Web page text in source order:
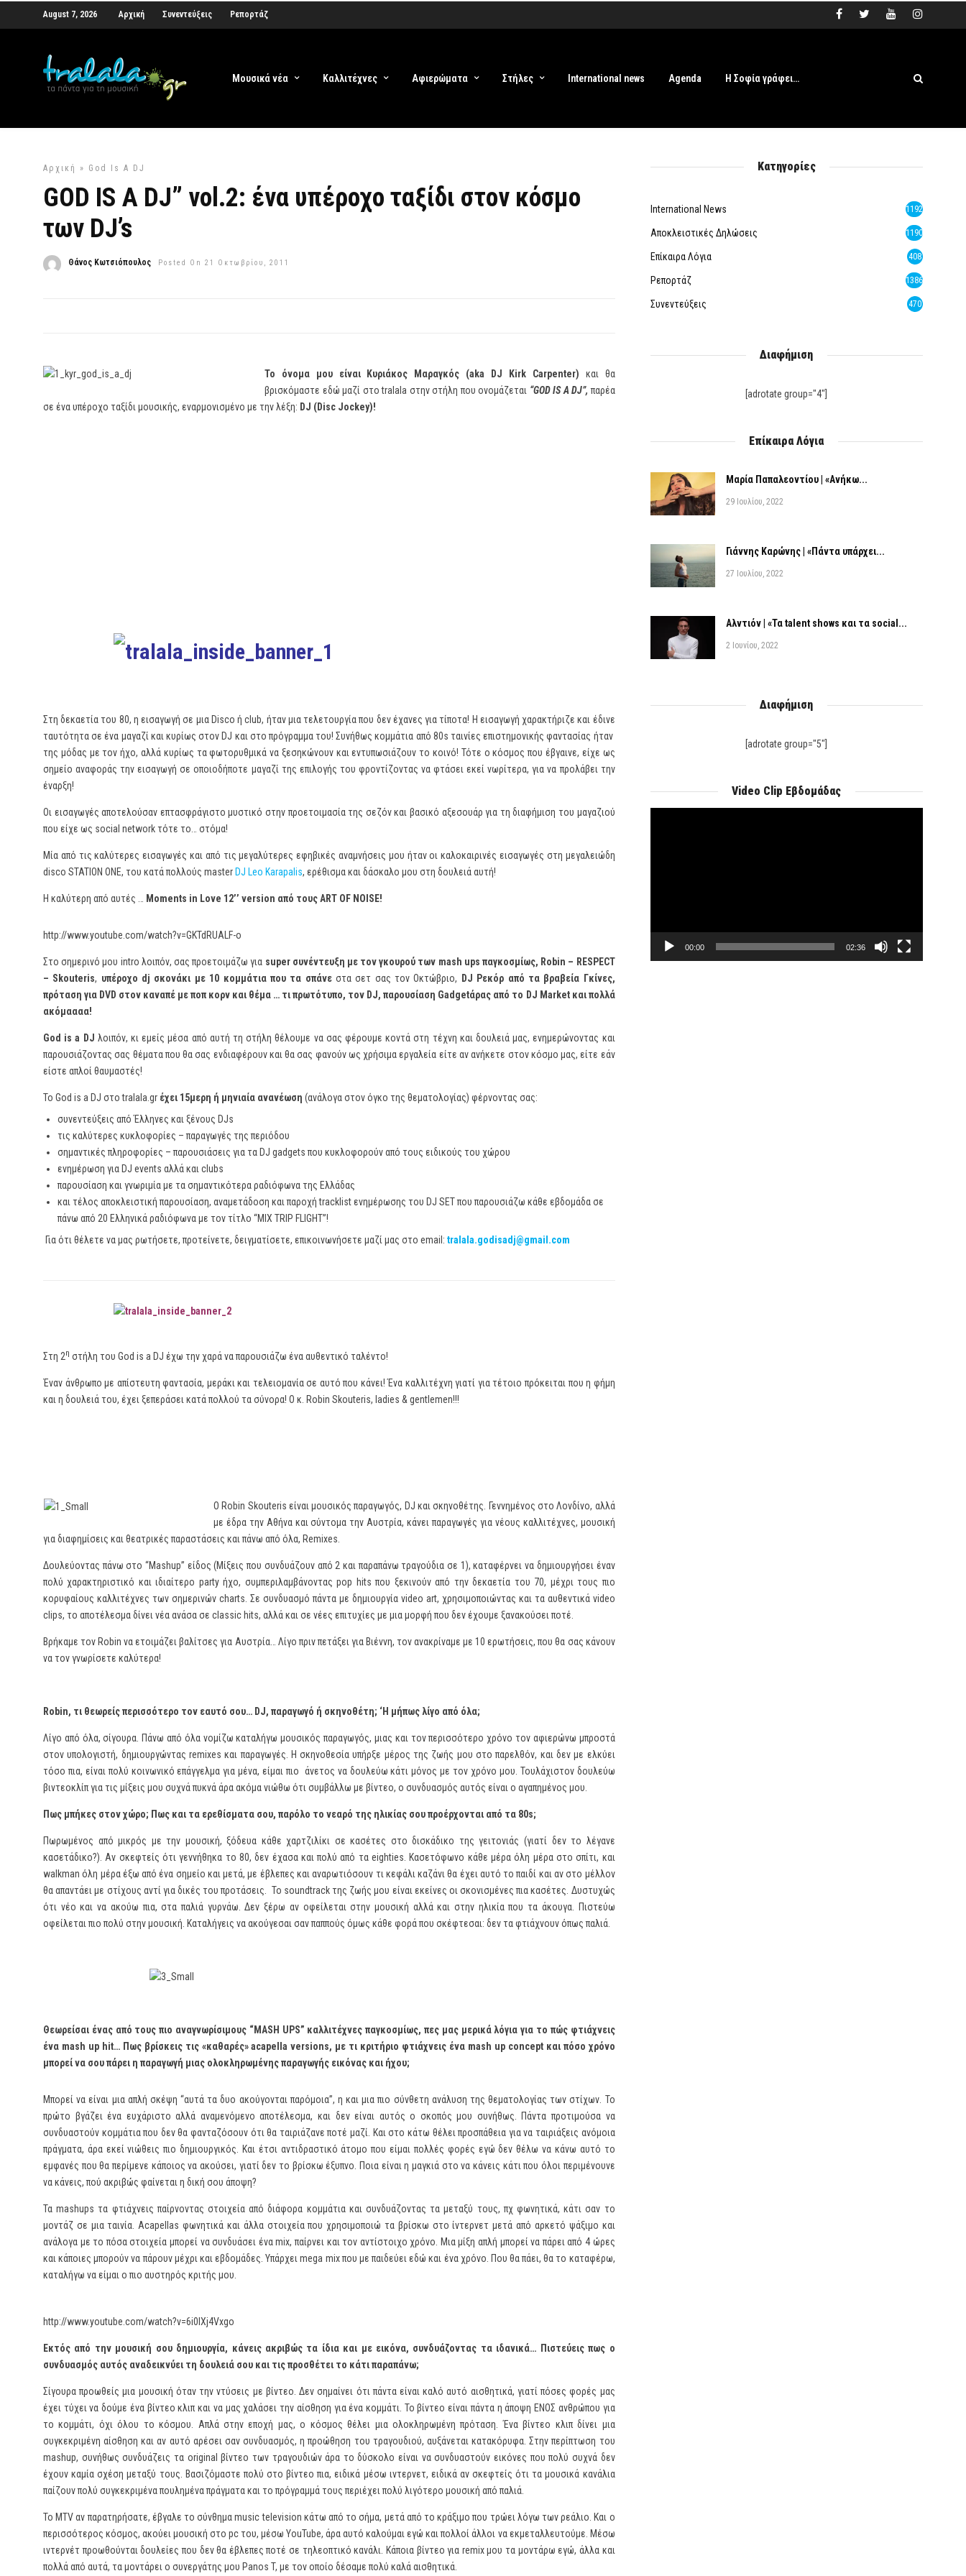
August 7, 2026 Αρχική Συνεντεύξεις Ρεπορτάζ
Μουσικά νέα Καλλιτέχνες Αφιερώματα Στήλες International news Agenda Η Σοφία γράφει…
Αρχική » God Is A DJ
GOD IS A DJ” vol.2: ένα υπέροχο ταξίδι στον κόσμο
των DJ’s
Θάνος Κωτσιόπουλος Posted On 21 Οκτωβρίου, 2011
Το όνομα μου είναι Κυριάκος Μαραγκός (aka DJ Kirk Carpenter) και θα
βρισκόμαστε εδώ μαζί στο tralala στην στήλη που ονομάζεται “GOD IS A DJ”, παρέα
σε ένα υπέροχο ταξίδι μουσικής, εναρμονισμένο με την λέξη: DJ (Disc Jockey)!
Στη δεκαετία του 80, η εισαγωγή σε μια Disco ή club, ήταν μια τελετουργία που δεν έχανες για τίποτα! Η εισαγωγή χαρακτήριζε και έδινε
ταυτότητα σε ένα μαγαζί και κυρίως στον DJ και στο πρόγραμμα του! Συνήθως κομμάτια από 80s ταινίες επιστημονικής φαντασίας ήταν
της μόδας με τον ήχο, αλλά κυρίως τα φωτορυθμικά να ξεσηκώνουν και εντυπωσιάζουν το κοινό! Τότε ο κόσμος που έβγαινε, είχε ως
σημείο αναφοράς την εισαγωγή σε οποιοδήποτε μαγαζί της επιλογής του φροντίζοντας να φτάσει εκεί νωρίτερα, για να προλάβει την
έναρξη!
Οι εισαγωγές αποτελούσαν επτασφράγιστο μυστικό στην προετοιμασία της σεζόν και βασικό αξεσουάρ για τη διαφήμιση του μαγαζιού
που είχε ως social network τότε το… στόμα!
Μία από τις καλύτερες εισαγωγές και από τις μεγαλύτερες εφηβικές αναμνήσεις μου ήταν οι καλοκαιρινές εισαγωγές στη μεγαλειώδη
disco STATION ONE, του κατά πολλούς master DJ Leo Karapalis, ερέθισμα και δάσκαλο μου στη δουλειά αυτή!
Η καλύτερη από αυτές … Moments in Love 12’’ version από τους ART OF NOISE!
http://www.youtube.com/watch?v=GKTdRUALF-o
Στο σημερινό μου intro λοιπόν, σας προετοιμάζω για super συνέντευξη με τον γκουρού των mash ups παγκοσμίως, Robin – RESPECT
– Skouteris, υπέροχο dj σκονάκι με 10 κομμάτια που τα σπάνεστα σετ σας τον Οκτώβριο,
DJ Ρεκόρ από τα βραβεία Γκίνες,
πρόταση για DVD στον καναπέ με ποπ κορν και θέμα … τι πρωτότυπο, τον DJ, παρουσίαση Gadgetάρας από το DJ Market και πολλά
ακόμαααα!
God is a DJ λοιπόν, κι εμείς μέσα από αυτή τη στήλη θέλουμε να σας φέρουμε κοντά στη τέχνη και δουλειά μας, ενημερώνοντας και
παρουσιάζοντας σας θέματα που θα σας ενδιαφέρουν και θα σας φανούν ως χρήσιμα εργαλεία είτε αν ανήκετε στον κόσμο μας, είτε εάν
είστε απλοί θαυμαστές!
Το God is a DJ στο tralala.gr έχει 15μερη ή μηνιαία ανανέωση (ανάλογα στον όγκο της θεματολογίας) φέρνοντας σας:
συνεντεύξεις από Έλληνες και ξένους DJs
τις καλύτερες κυκλοφορίες – παραγωγές της περιόδου
σημαντικές πληροφορίες – παρουσιάσεις για τα DJ gadgets που κυκλοφορούν από τους ειδικούς του χώρου
ενημέρωση για DJ events αλλά και clubs
παρουσίαση και γνωριμία με τα σημαντικότερα ραδιόφωνα της Ελλάδας
και τέλος αποκλειστική παρουσίαση, αναμετάδοση και παροχή tracklist ενημέρωσης του DJ SET που παρουσιάζω κάθε εβδομάδα σε
πάνω από 20 Ελληνικά ραδιόφωνα με τον τίτλο “MIX TRIP FLIGHT”!
Για ότι θέλετε να μας ρωτήσετε, προτείνετε, δειγματίσετε, επικοινωνήσετε μαζί μας στο email: tralala.godisadj@gmail.com
Στη 2η στήλη του God is a DJ έχω την χαρά να παρουσιάζω ένα αυθεντικό ταλέντο!
Έναν άνθρωπο με απίστευτη φαντασία, μεράκι και τελειομανία σε αυτό που κάνει! Ένα καλλιτέχνη γιατί για τέτοιο πρόκειται που η φήμη
και η δουλειά του, έχει ξεπεράσει κατά πολλού τα σύνορα! Ο κ. Robin Skouteris, ladies & gentlemen!!!
O Robin Skouteris είναι μουσικός παραγωγός, DJ και σκηνοθέτης. Γεννημένος στο Λονδίνο, αλλά
με έδρα την Αθήνα και σύντομα την Αυστρία, κάνει παραγωγές για νέους καλλιτέχνες, μουσική
για διαφημίσεις και θεατρικές παραστάσεις και πάνω από όλα, Remixes.
Δουλεύοντας πάνω στο “Mashup” είδος (Μίξεις που συνδυάζουν από 2 και παραπάνω τραγούδια σε 1), καταφέρνει να δημιουργήσει έναν
πολύ χαρακτηριστικό και ιδιαίτερο party ήχο, συμπεριλαμβάνοντας pop hits που ξεκινούν από την δεκαετία του 70, μέχρι τους πιο
κορυφαίους καλλιτέχνες των σημερινών charts. Σε συνδυασμό πάντα με δημιουργία video art, χρησιμοποιώντας και τα αυθεντικά video
clips, το αποτέλεσμα δίνει νέα ανάσα σε classic hits, αλλά και σε νέες επιτυχίες με μια μορφή που δεν έχουμε ξανακούσει ποτέ.
Βρήκαμε τον Robin να ετοιμάζει βαλίτσες για Αυστρία… Λίγο πριν πετάξει για Βιέννη, τον ανακρίναμε με 10 ερωτήσεις, που θα σας κάνουν
να τον γνωρίσετε καλύτερα!
Robin, τι θεωρείς περισσότερο τον εαυτό σου… DJ, παραγωγό ή σκηνοθέτη; ‘Η μήπως λίγο από όλα;
Λίγο από όλα, σίγουρα. Πάνω από όλα νομίζω καταλήγω μουσικός παραγωγός, μιας και τον περισσότερο χρόνο τον αφιερώνω μπροστά
στον υπολογιστή, δημιουργώντας remixes και παραγωγές. Η σκηνοθεσία υπήρξε μέρος της ζωής μου στο παρελθόν, και δεν με ελκύει
τόσο πια, είναι πολύ κοινωνικό επάγγελμα για μένα, είμαι πιο άνετος να δουλεύω κάτι μόνος με τον χρόνο μου. Τουλάχιστον δουλεύω
βιντεοκλίπ για τις μίξεις μου συχνά πυκνά άρα ακόμα νιώθω ότι συμβάλλω με βίντεο, ο συνδυασμός αυτός είναι ο αγαπημένος μου.
Πως μπήκες στον χώρο; Πως και τα ερεθίσματα σου, παρόλο το νεαρό της ηλικίας σου προέρχονται από τα 80s;
Πωρωμένος από μικρός με την μουσική, ξόδευα κάθε χαρτζιλίκι σε κασέτες στο δισκάδικο της γειτονιάς (γιατί δεν το λέγανε
κασετάδικο?). Αν σκεφτείς ότι γεννήθηκα το 80, δεν έχασα και πολύ από τα eighties. Κασετόφωνο κάθε μέρα όλη μέρα στο σπίτι, και
walkman όλη μέρα έξω από ένα σημείο και μετά, με έβλεπες και αναρωτιόσουν τι κεφάλι καζάνι θα έχει αυτό το παιδί και αν στο μέλλον
θα απαντάει με στίχους αντί για δικές του προτάσεις. Το soundtrack της ζωής μου είναι εκείνες οι σκονισμένες πια κασέτες. Δυστυχώς
ότι νέο και να ακούω πια, στα παλιά γυρνάω. Δεν ξέρω αν οφείλεται στην μουσική αλλά και στην ηλικία που τα άκουγα. Πιστεύω
οφείλεται πιο πολύ στην μουσική. Καταλήγεις να ακούγεσαι σαν παππούς όμως κάθε φορά που σκέφτεσαι: δεν τα φτιάχνουν όπως παλιά.
Θεωρείσαι ένας από τους πιο αναγνωρίσιμους “MASH UPS” καλλιτέχνες παγκοσμίως, πες μας μερικά λόγια για το πώς φτιάχνεις
ένα mash up hit… Πως βρίσκεις τις «καθαρές»acapella versions, με τι κριτήριο φτιάχνεις ένα mash up conceptκαι πόσο χρόνο
μπορεί να σου πάρει η παραγωγή μιας ολοκληρωμένης παραγωγής εικόνας και ήχου;
Μπορεί να είναι μια απλή σκέψη “αυτά τα δυο ακούγονται παρόμοια”, η και μια πιο σύνθετη ανάλυση της θεματολογίας των στίχων. Το
πρώτο βγάζει ένα ευχάριστο αλλά αναμενόμενο αποτέλεσμα, και δεν είναι αυτός ο σκοπός μου συνήθως. Πάντα προτιμούσα να
συνδυαστούν κομμάτια που δεν θα φανταζόσουν ότι θα ταιριάζανε ποτέ μαζί. Και στο κάτω θέλει προσπάθεια για να ταιριάξεις ανόμοια
πράγματα, άρα εκεί νιώθεις πιο δημιουργικός. Και έτσι αντιδραστικό άτομο που είμαι πολλές φορές εγώ δεν θέλω να κάνω αυτό το
εμφανές που θα περίμενε κάποιος να ακούσει, γιατί δεν το βρίσκω έξυπνο. Ποια είναι η μαγκιά στο να κάνεις κάτι που όλοι περιμένουνε
να κάνεις, πού ακριβώς φαίνεται η δική σου άποψη?
Τα mashups τα φτιάχνεις παίρνοντας στοιχεία από διάφορα κομμάτια και συνδυάζοντας τα μεταξύ τους, πχ φωνητικά, κάτι σαν το
μοντάζ σε μια ταινία. Αcapellas φωνητικά και άλλα στοιχεία που χρησιμοποιώ τα βρίσκω στο ίντερνετ μετά από αρκετό ψάξιμο και
ανάλογα με το πόσα στοιχεία μπορεί να συνδυάσει ένα mix, παίρνει και τον αντίστοιχο χρόνο. Μια μίξη απλή μπορεί να πάρει από 4 ώρες
και κάποιες μπορούν να πάρουν μέχρι και εβδομάδες. Υπάρχει mega mix που με παιδεύει εδώ και ένα χρόνο. Που θα πάει, θα το καταφέρω,
καταλήγω να είμαι ο πιο αυστηρός κριτής μου.
http://www.youtube.com/watch?v=6i0IXj4Vxgo
Εκτός από την μουσική σου δημιουργία, κάνεις ακριβώς τα ίδια και με εικόνα, συνδυάζοντας τα ιδανικά… Πιστεύεις πως ο
συνδυασμός αυτός αναδεικνύει τη δουλειά σου και τις προσθέτει το κάτι παραπάνω;
Σίγουρα προωθείς μια μουσική όταν την ντύσεις με βίντεο. Δεν σημαίνει ότι πάντα είναι καλό αυτό αισθητικά, γιατί πόσες φορές μας
έχει τύχει να δούμε ένα βίντεο κλιπ και να μας χαλάσει την αίσθηση για ένα κομμάτι. Το βίντεο είναι πάντα η άποψη ΕΝΟΣ ανθρώπου για
το κομμάτι, όχι όλου το κόσμου. Απλά στην εποχή μας, ο κόσμος θέλει μια ολοκληρωμένη πρόταση. Ένα βίντεο κλιπ δίνει μια
συγκεκριμένη αίσθηση και αν αυτό αρέσει σαν συνδυασμός, η προώθηση του τραγουδιού, αυξάνεται κατακόρυφα. Στην περίπτωση του
mashup, συνήθως συνδυάζεις τα original βίντεο των τραγουδιών άρα το δύσκολο είναι να συνδυαστούν εικόνες που πολύ συχνά δεν
έχουν καμία σχέση μεταξύ τους. Βασιζόμαστε πολύ στο βίντεο πια, ειδικά μέσω ιντερνετ, ειδικά αν σκεφτείς ότι τα μουσικά κανάλια
παίζουν πολύ συγκεκριμένα πουλημένα πράγματα και το πρόγραμμά τους περιέχει πολύ λιγότερο μουσική από παλιά.
Το MTV αν παρατηρήσατε, έβγαλε το σύνθημα music television κάτω από το σήμα, μετά από το κράξιμο που τρώει λόγω των ρεάλιο. Και ο
περισσότερος κόσμος, ακούει μουσική στο pc του, μέσω YouTube, άρα αυτό καλούμαι εγώ και πολλοί άλλοι να εκμεταλλευτούμε. Μέσω
ιντερνέτ προωθούνται δουλείες που δεν θα έβλεπες ποτέ σε τηλεοπτικό κανάλι. Κάποια βίντεο για remix μου τα μοντάρω εγώ, άλλα και
πολλά από αυτά, τα μοντάρει ο συνεργάτης μου Panos T, με τον οποίο δέσαμε πολύ καλά αισθητικά.
Κατηγορίες
International News 1192
Αποκλειστικές Δηλώσεις 1190
Επίκαιρα Λόγια 408
Ρεπορτάζ 1386
Συνεντεύξεις 470
Διαφήμιση
[adrotate group="4"]
Επίκαιρα Λόγια
Μαρία Παπαλεοντίου | «Ανήκω...
29 Ιουλίου, 2022
Γιάννης Καρώνης | «Πάντα υπάρχει...
27 Ιουλίου, 2022
Αλντιόν | «Τα talent shows και τα social...
2 Ιουνίου, 2022
Διαφήμιση
[adrotate group="5"]
Video Clip Εβδομάδας
00:00 02:36